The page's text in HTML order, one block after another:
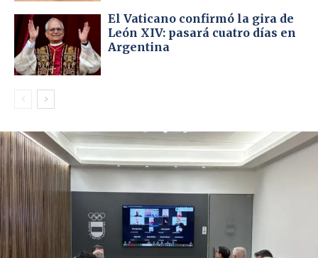
El Vaticano confirmó la gira de
León XIV: pasará cuatro días en
Argentina